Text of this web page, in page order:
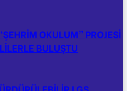
OKULUM” PROJESİ
BULUŞTU